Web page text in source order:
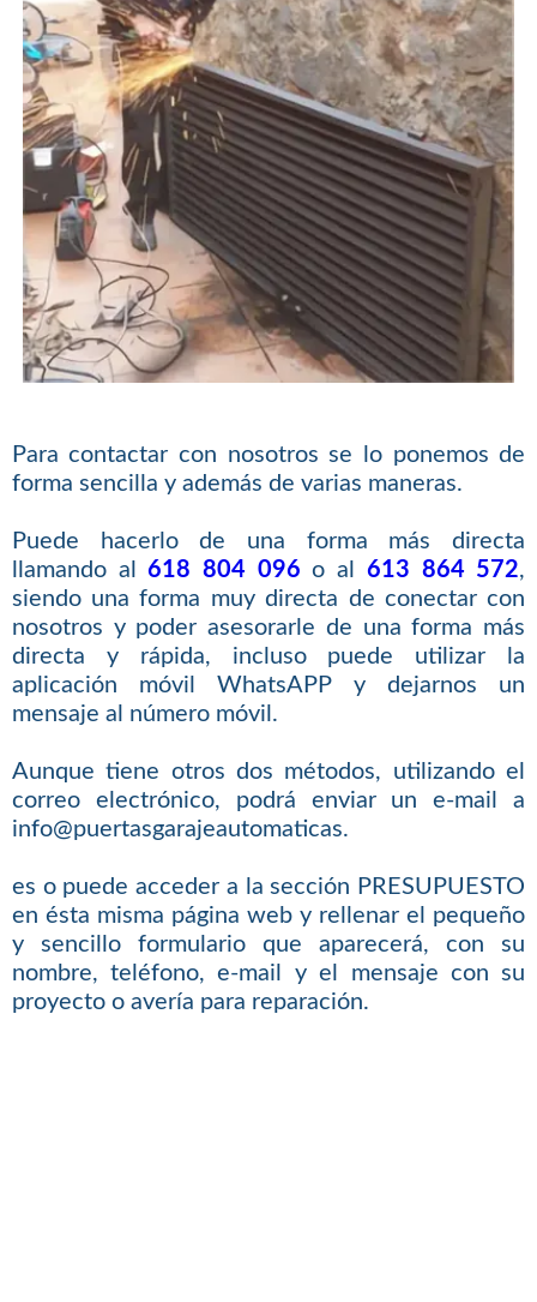
Para contactar con nosotros se lo ponemos de
forma sencilla y además de varias maneras.
Puede hacerlo de una forma más directa
llamando al618 804 096 o al 613 864 572,
siendo una forma muy directa de conectar con
nosotros y poder asesorarle de una forma más
directa y rápida, incluso puede utilizar la
aplicación móvil WhatsAPP y dejarnos un
mensaje al número móvil.
Aunque tiene otros dos métodos, utilizando el
correo electrónico, podrá enviar un e-mail a
info@puertasgarajeautomaticas.
es o puede acceder a la sección PRESUPUESTO
en ésta misma página web y rellenar el pequeño
y sencillo formulario que aparecerá, con su
nombre, teléfono, e-mail y el mensaje con su
proyecto o avería para reparación.